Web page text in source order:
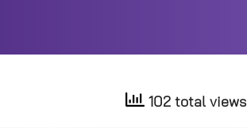
102 total views